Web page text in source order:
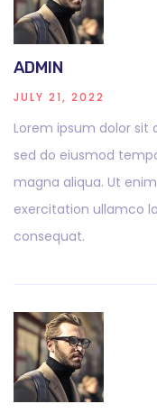
ADMIN
JULY 21, 2022
Lorem ipsum dolor sit
sed do eiusmod
magna aliqua. Ut
exercitation ullamco
consequat.